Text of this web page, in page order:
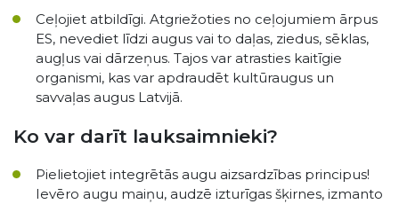
Ceļojiet atbildīgi. Atgriežoties no ceļojumiem ārpus
ES, nevediet līdzi augus vai to daļas, ziedus, sēklas,
augļus vai dārzeņus. Tajos var atrasties kaitīgie
organismi, kas var apdraudēt kultūraugus un
savvaļas augus Latvijā.
Ko var darīt lauksaimnieki?
Pielietojiet integrētās augu aizsardzības principus!
Ievēro augu maiņu, audzē izturīgas šķirnes, izmanto